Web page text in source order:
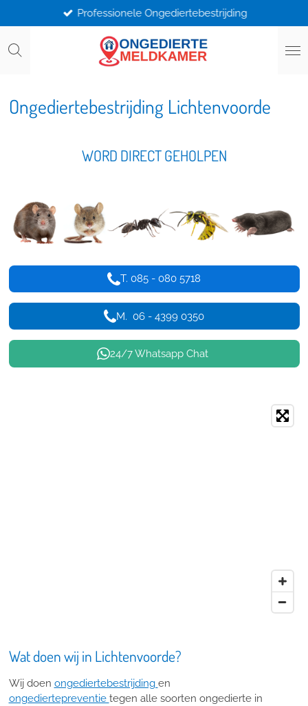
direct
naar
Professionele Ongediertebestrijding
Ongediertebestrijding Lichtenvoorde
WORD DIRECT GEHOLPEN
T. 085 - 080 5718
M. 06 - 4399 0350
24/7 Whatsapp Chat
Wat doen wij in Lichtenvoorde?
Wij doen ongediertebestrijding en
ongediertepreventie tegen alle soorten ongedierte in